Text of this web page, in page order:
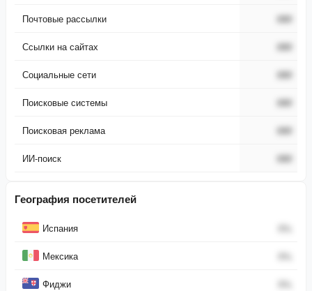
Почтовые рассылки ###
Ссылки на сайтах ###
Социальные сети ###
Поисковые системы ###
Поисковая реклама ###
ИИ-поиск ###
География посетителей
СтранаИспания 0%
Мексика 0%
Фиджи 0%